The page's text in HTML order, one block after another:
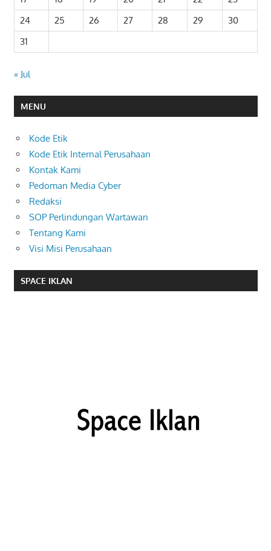
24
25 26 27 28 29
30
31
« Jul
MENU
Kode Etik
Kode Etik Internal Perusahaan
Kontak Kami
Pedoman Media Cyber
Redaksi
SOP Perlindungan Wartawan
Tentang Kami
Visi Misi Perusahaan
SPACE IKLAN